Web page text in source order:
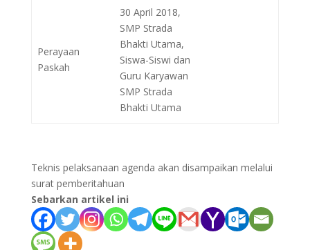
Perayaan
Paskah
30 April 2018,
SMP Strada
Bhakti Utama,
Siswa-Siswi dan
Guru Karyawan
SMP Strada
Bhakti Utama
Teknis pelaksanaan agenda akan disampaikan melalui
surat pemberitahuan
Sebarkan artikel ini